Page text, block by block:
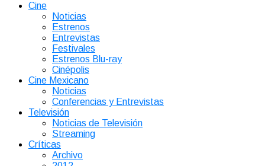
Cine
Noticias
Estrenos
Entrevistas
Festivales
Estrenos Blu-ray
Cinépolis
Cine Mexicano
Noticias
Conferencias y Entrevistas
Televisión
Noticias de Televisión
Streaming
Críticas
Archivo